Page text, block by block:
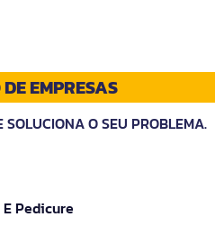
EMPRESAS
O SEU PROBLEMA.
Pedicure